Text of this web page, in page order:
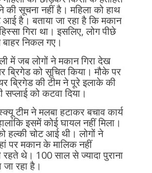
की सूचना नहीं है। महिला को हाथ
आई है। बताया जा रहा है कि मकान
गिरा था। इसलिए, लोग पीछे
निकल गए।
में जब लोगों ने मकान गिरा देख
ब्रिगेड को सूचित किया। मौके पर
ब्रिगेड की टीम ने पूरे इलाके की
सप्लाई को कटवा दिया।
टीम ने मलबा हटाकर बचाव कार्य
इसमें कोई घायल नहीं मिला।
हल्की चोट आई थी। लोगों ने
पर मकान के मालिक नहीं
रहते थे। 100 साल से ज्यादा पुराना
जा रहा है।